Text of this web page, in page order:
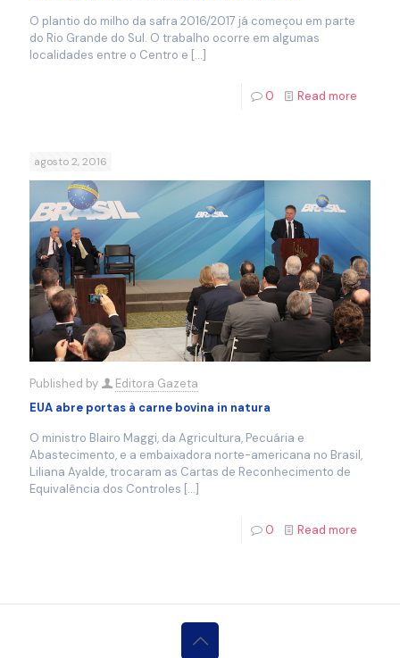
O plantio do milho da safra 2016/2017 já começou em parte
do Rio Grande do Sul. O trabalho ocorre em algumas
localidades entre o Centro e […]
0 Read more
agosto 2, 2016
Published by
Editora Gazeta
EUA abre portas à carne bovina in natura
O ministro Blairo Maggi, da Agricultura, Pecuária e
Abastecimento, e a embaixadora norte-americana no Brasil,
Liliana Ayalde, trocaram as Cartas de Reconhecimento de
Equivalência dos Controles […]
0 Read more